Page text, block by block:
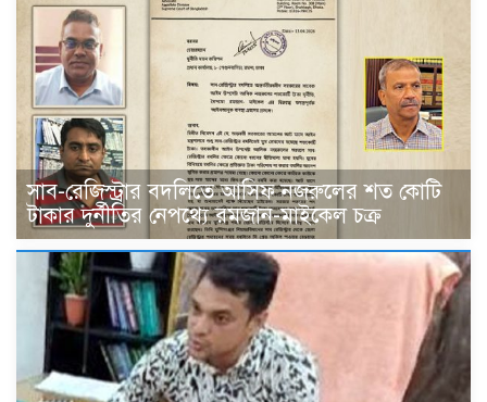
সাব-রেজিস্ট্রার বদলিতে আসিফ নজরুলের শত কোটি
টাকার দুর্নীতির নেপথ্যে রমজান-মাইকেল চক্র